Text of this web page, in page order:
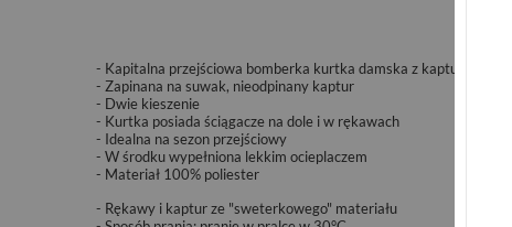
- Kapitalna przejściowa bomberka kurtka damska z kapturem
- Zapinana na suwak, nieodpinany kaptur
- Dwie kieszenie
- Kurtka posiada ściągacze na dole i w rękawach
- Idealna na sezon przejściowy
- W środku wypełniona lekkim ocieplaczem
- Materiał 100% poliester
- Rękawy i kaptur ze "sweterkowego" materiału